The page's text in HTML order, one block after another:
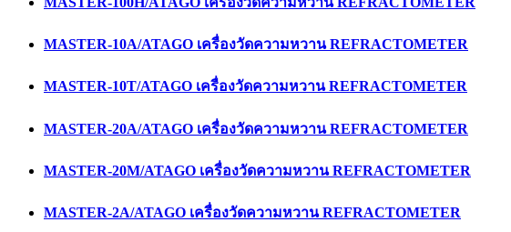
MASTER-10A/ATAGO เครื่องวัดความหวาน REFRACTOMETER
MASTER-10T/ATAGO เครื่องวัดความหวาน REFRACTOMETER
MASTER-20A/ATAGO เครื่องวัดความหวาน REFRACTOMETER
MASTER-20M/ATAGO เครื่องวัดความหวาน REFRACTOMETER
MASTER-2A/ATAGO เครื่องวัดความหวาน REFRACTOMETER